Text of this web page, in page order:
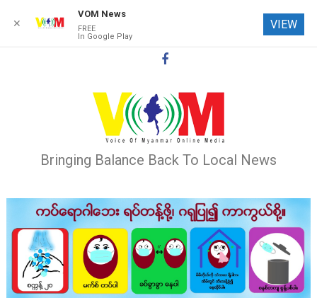
Bringing Balance Back To Local News
✕
VOM News
FREE
In Google Play
VIEW